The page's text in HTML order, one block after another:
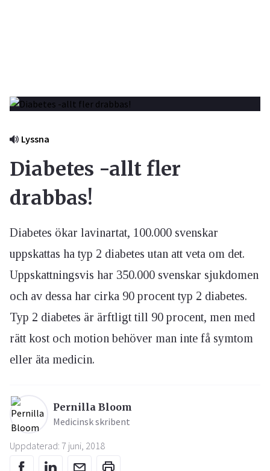
Lyssna
Diabetes -allt fler
drabbas!
Diabetes ökar lavinartat, 100.000 svenskar
uppskattas ha typ 2 diabetes utan att veta om det.
Uppskattningsvis har 350.000 svenskar sjukdomen
och av dessa har cirka 90 procent typ 2 diabetes.
Typ 2 diabetes är ärftligt till 90 procent, men med
rätt kost och motion behöver man inte få symtom
eller äta medicin.
Pernilla Bloom
Medicinsk skribent
Uppdaterad: 7 juni, 2018